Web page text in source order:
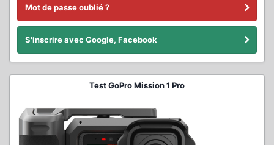
Mot de passe oublié ?
S'inscrire avec Google, Facebook
Test GoPro Mission 1 Pro